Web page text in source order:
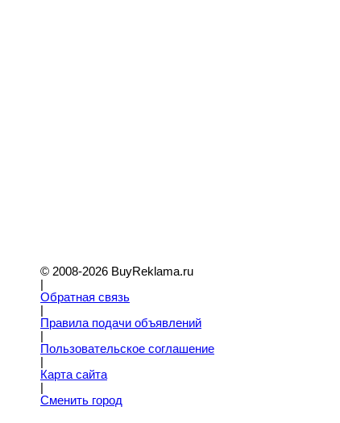
© 2008-2026 BuyReklama.ru
Обратная связь
Правила подачи объявлений
Пoльзовательское соглашение
Карта сайта
Сменить город